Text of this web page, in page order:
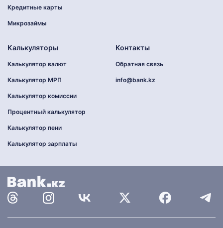
Кредитные карты
Микрозаймы
Калькуляторы
Калькулятор валют
Калькулятор МРП
Калькулятор комиссии
Процентный калькулятор
Калькулятор пени
Калькулятор зарплаты
Контакты
Обратная связь
info@bank.kz